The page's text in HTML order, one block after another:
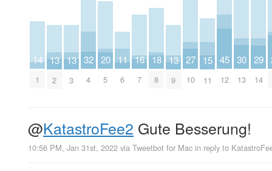
14
1
13
2
13
3
32
4
20
5
11
6
16
7
18
8
13
9
27
10
15
11
45
12
30
13
29
14
@KatastroFee2 Gute Besserung!
10:56 PM, Jan 31st, 2022 via Tweetbot for Mac in reply to